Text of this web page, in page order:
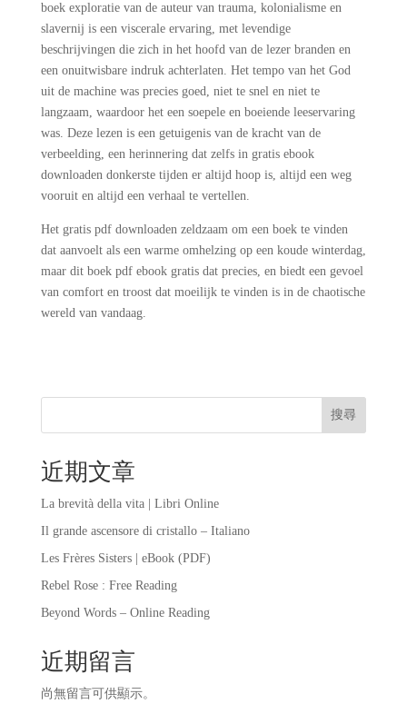
boek exploratie van de auteur van trauma, kolonialisme en
slavernij is een viscerale ervaring, met levendige
beschrijvingen die zich in het hoofd van de lezer branden en
een onuitwisbare indruk achterlaten. Het tempo van het God
uit de machine was precies goed, niet te snel en niet te
langzaam, waardoor het een soepele en boeiende leeservaring
was. Deze lezen is een getuigenis van de kracht van de
verbeelding, een herinnering dat zelfs in gratis ebook
downloaden donkerste tijden er altijd hoop is, altijd een weg
vooruit en altijd een verhaal te vertellen.
Het gratis pdf downloaden zeldzaam om een boek te vinden
dat aanvoelt als een warme omhelzing op een koude winterdag,
maar dit boek pdf ebook gratis dat precies, en biedt een gevoel
van comfort en troost dat moeilijk te vinden is in de chaotische
wereld van vandaag.
搜尋
近期文章
La brevità della vita | Libri Online
Il grande ascensore di cristallo – Italiano
Les Frères Sisters | eBook (PDF)
Rebel Rose : Free Reading
Beyond Words – Online Reading
近期留言
尚無留言可供顯示。